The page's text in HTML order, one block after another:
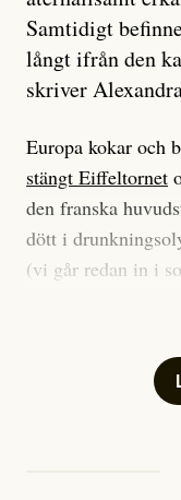
Samtidigt
långt ifrån den
skriver
Europa kokar och
stängt Eiffeltornet
den franska
dött i
(vi går redan in i
Har du också
mardröm? Bra,
att han brukar